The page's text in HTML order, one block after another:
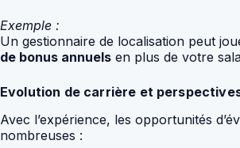
Exemple :
Un gestionnaire de localisation peut
de bonus annuels en plus de votre
Evolution de carrière et
Avec l’expérience, les opportunités
nombreuses :